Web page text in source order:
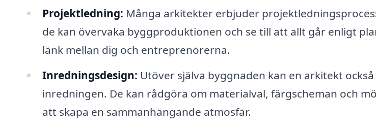
Projektledning: Många arkitekter erbjuder
de kan övervaka byggproduktionen och se till att allt går enligt
länk mellan dig och entreprenörerna.
Inredningsdesign: Utöver själva byggnaden kan en arkitekt
inredningen. De kan rådgöra om materialval, färgscheman och
att skapa en sammanhängande atmosfär.